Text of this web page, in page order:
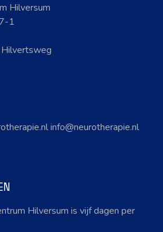
Hilversum
1
Hilvertsweg
info@neurotherapie.nl
Hilversum is vijf dagen per